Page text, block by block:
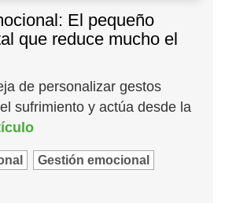
El pequeño
que reduce mucho el
de personalizar gestos
sufrimiento y actúa desde la
Gestión emocional